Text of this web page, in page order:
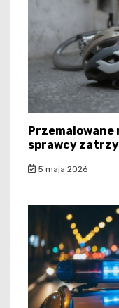
Przemalowane
sprawcy
5 maja 2026